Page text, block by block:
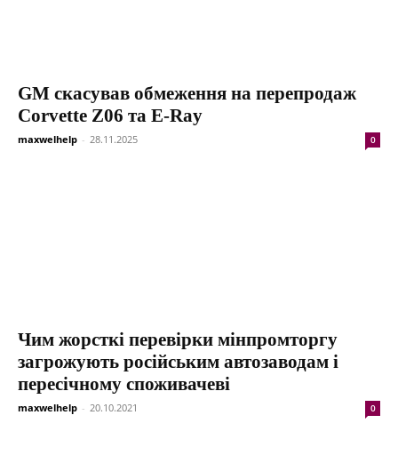
GM скасував обмеження на перепродаж
Corvette Z06 та E-Ray
maxwelhelp - 28.11.2025 0
Чим жорсткі перевірки мінпромторгу
загрожують російським автозаводам і
пересічному споживачеві
maxwelhelp - 20.10.2021 0